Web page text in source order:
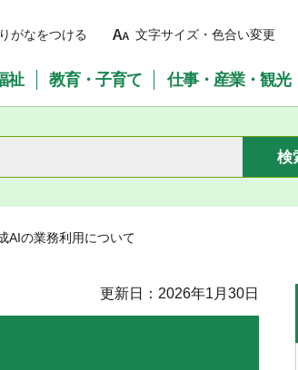
がなをつける 文字サイズ・色合い変更
祉 教育・子育て 仕事・産業・観光
AIの業務利用について
更新日：2026年1月30日